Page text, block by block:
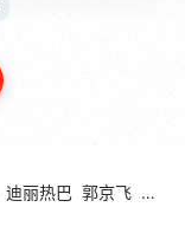
迪丽热巴 郭京飞 邓伦